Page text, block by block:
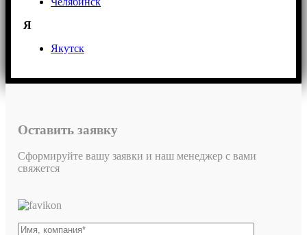
Я
Якутск
Оставить заявку
Сформируйте вашу заявки и наш менеджер с вами
свяжется